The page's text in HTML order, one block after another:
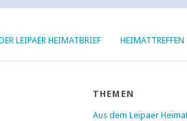
LEIPAER HEIMATBRIEF HEIMATTREFFEN
THEMEN
Aus dem Leipaer